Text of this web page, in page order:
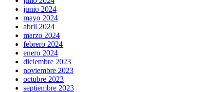
junio 2024
mayo 2024
abril 2024
marzo 2024
febrero 2024
enero 2024
diciembre 2023
noviembre 2023
octubre 2023
septiembre 2023